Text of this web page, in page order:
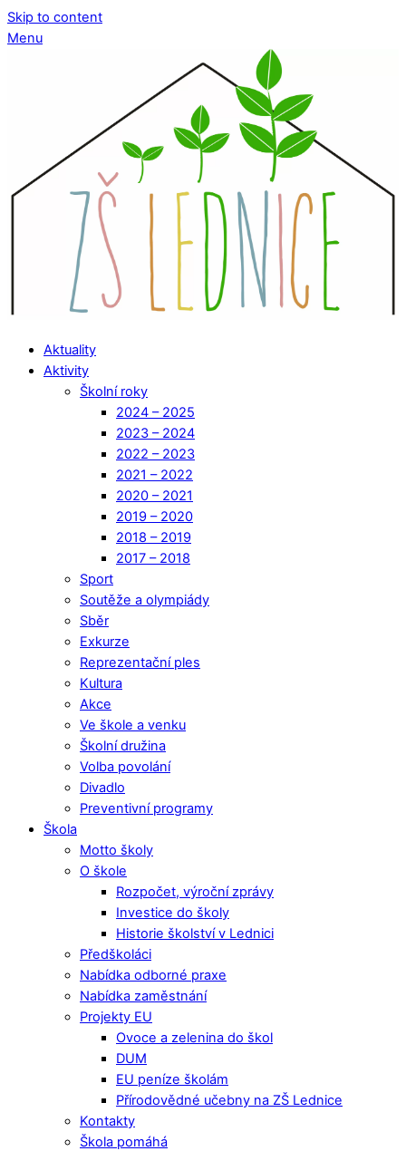
Skip to content
Menu
Aktuality
Aktivity
Školní roky
2024 – 2025
2023 – 2024
2022 – 2023
2021 – 2022
2020 – 2021
2019 – 2020
2018 – 2019
2017 – 2018
Sport
Soutěže a olympiády
Sběr
Exkurze
Reprezentační ples
Kultura
Akce
Ve škole a venku
Školní družina
Volba povolání
Divadlo
Preventivní programy
Škola
Motto školy
O škole
Rozpočet, výroční zprávy
Investice do školy
Historie školství v Lednici
Předškoláci
Nabídka odborné praxe
Nabídka zaměstnání
Projekty EU
Ovoce a zelenina do škol
DUM
EU peníze školám
Přírodovědné učebny na ZŠ Lednice
Kontakty
Škola pomáhá